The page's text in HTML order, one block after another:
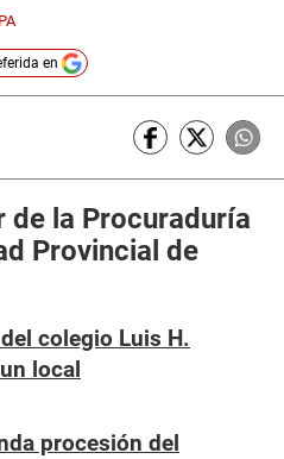
en
de la Procuraduría
Provincial de
colegio Luis H.
local
procesión del